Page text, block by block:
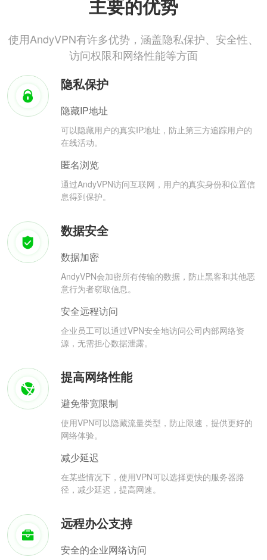
主要的优势
使用AndyVPN有许多优势，涵盖隐私保护、安全性、
访问权限和网络性能等方面
隐私保护
隐藏IP地址
可以隐藏用户的真实IP地址，防止第三方追踪用户的
在线活动。
匿名浏览
通过AndyVPN访问互联网，用户的真实身份和位置信
息得到保护。
数据安全
数据加密
AndyVPN会加密所有传输的数据，防止黑客和其他恶
意行为者窃取信息。
安全远程访问
企业员工可以通过VPN安全地访问公司内部网络资
源，无需担心数据泄露。
提高网络性能
避免带宽限制
使用VPN可以隐藏流量类型，防止限速，提供更好的
网络体验。
减少延迟
在某些情况下，使用VPN可以选择更快的服务器路
径，减少延迟，提高网速。
远程办公支持
安全的企业网络访问